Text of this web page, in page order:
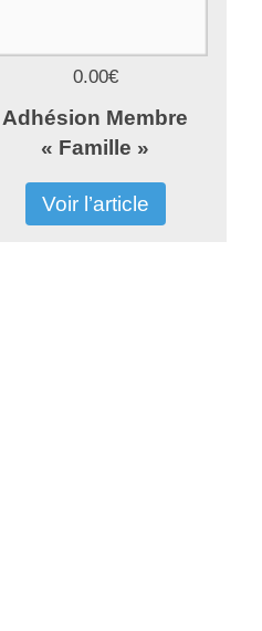
0.00€
Adhésion Membre
« Famille »
Voir l’article